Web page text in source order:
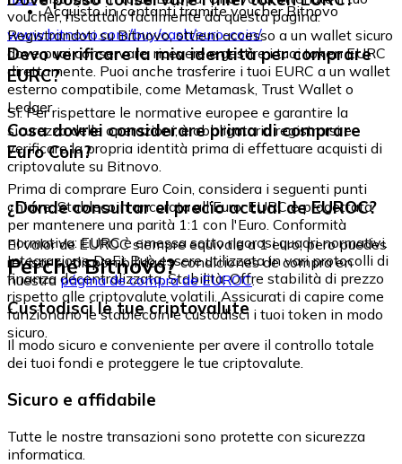
Acquisto in contanti tramite voucher Bitnovo
voucher, riscattalo facilmente da questa pagina:
www.bitnovo.com/buy/cash/euro-coin/
Registrandoti su Bitnovo, ottieni accesso a un wallet sicuro
dove puoi conservare, ricevere e gestire i tuoi token EURC
direttamente. Puoi anche trasferire i tuoi EURC a un wallet
esterno compatibile, come Metamask, Trust Wallet o
Ledger.
Devo verificare la mia identità per comprare
EURC?
Sì. Per rispettare le normative europee e garantire la
sicurezza delle operazioni, è obbligatorio registrarsi e
verificare la propria identità prima di effettuare acquisti di
criptovalute su Bitnovo.
Cosa dovrei considerare prima di comprare
Euro Coin?
Prima di comprare Euro Coin, considera i seguenti punti
chiave: Stablecoin ancorata all'Euro: EURC è progettata
per mantenere una parità 1:1 con l'Euro. Conformità
normativa: EURC è emessa sotto rigorosi quadri normativi.
Integrazione DeFi: Può essere utilizzata in vari protocolli di
finanza decentralizzata. Stabilità: Offre stabilità di prezzo
rispetto alle criptovalute volatili. Assicurati di capire come
funzionano le stablecoin e custodisci i tuoi token in modo
sicuro.
¿Dónde consultar el precio actual de EUROC?
El valor de EUROC siempre equivale a 1 euro, pero puedes
revisar su disponibilidad y condiciones de compra en
nuestrapágina de compra de EUROC.
Perché Bitnovo?
Custodisci le tue criptovalute
Il modo sicuro e conveniente per avere il controllo totale
dei tuoi fondi e proteggere le tue criptovalute.
Sicuro e affidabile
Tutte le nostre transazioni sono protette con sicurezza
informatica.